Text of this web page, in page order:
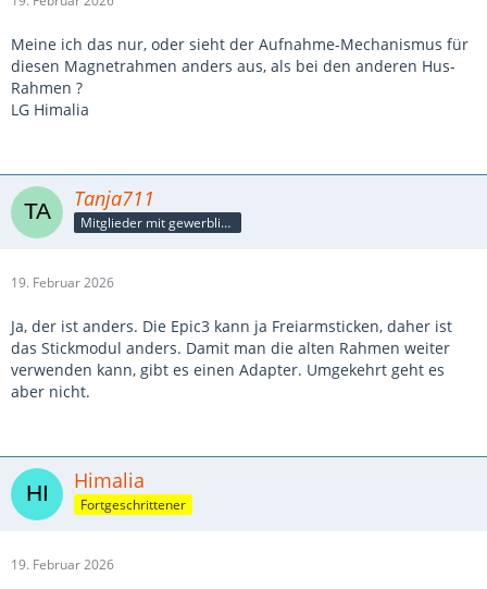
Meine ich das nur, oder sieht der Aufnahme-Mechanismus für
diesen Magnetrahmen anders aus, als bei den anderen Hus-
Rahmen ?
LG Himalia
Tanja711
Mitglieder mit gewerblicher Verbindung, auch als Mitarbeiter/in
19. Februar 2026
Ja, der ist anders. Die Epic3 kann ja Freiarmsticken, daher ist
das Stickmodul anders. Damit man die alten Rahmen weiter
verwenden kann, gibt es einen Adapter. Umgekehrt geht es
aber nicht.
Himalia
Fortgeschrittener
19. Februar 2026